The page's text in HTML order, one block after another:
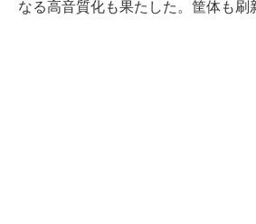
なる高音質化も果たした。筐体も刷